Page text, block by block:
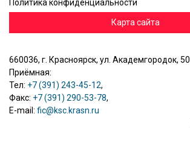
Политика конфиденциальности
Карта сайта
660036, г. Красноярск, ул. Академгородок, 50
Приёмная:
Тел: +7 (391) 243-45-12,
Факс: +7 (391) 290-53-78,
E-mail: fic@ksc.krasn.ru